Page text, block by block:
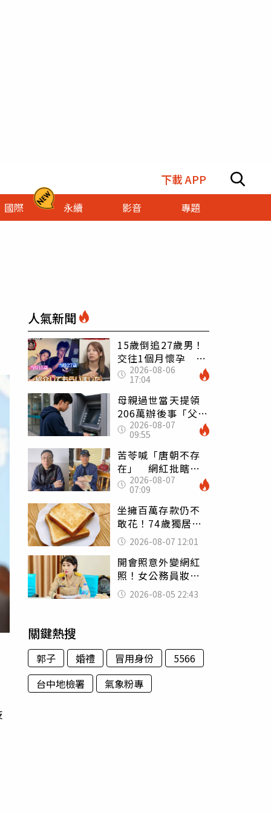
下載 APP
國際 永續 影音 專題
人氣新聞
15歲倒追27歲男！
交往1個月懷孕 36
歲當阿嬤故事曝光
2026-08-06
17:04
母親過世當天提領
206萬辦後事「父子
遭判刑」 律師：
搶錢先下手是罪
2026-08-07
09:55
苦苓喊「唐朝不存
在」 網紅批瞎編
歷史：李白、杜甫
用鮮卑文寫詩？
2026-08-07
07:09
坐擁百萬存款仍不
敢花！74歲獨居翁
「1餐只吃1片吐
司」 半年後暴瘦
嚇壞女兒
2026-08-07 12:01
開會照意外變網紅
照！女公務員妝容
掀2千則留言 本人
怒嗆：化妝有錯嗎
2026-08-05 22:43
關鍵熱搜
郭子 婚禮 冒用身份
5566
台中地檢署
氣象粉專